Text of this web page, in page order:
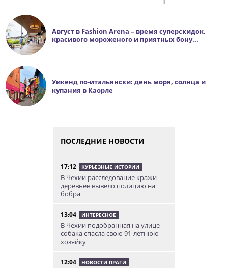
Август в Fashion Arena – время суперскидок,
красивого мороженого и приятных бону...
Уикенд по-итальянски: день моря, солнца и
купания в Каорле
ПОСЛЕДНИЕ НОВОСТИ
17:12 КУРЬЕЗНЫЕ ИСТОРИИ
В Чехии расследование кражи
деревьев вывело полицию на
бобра
13:04 ИНТЕРЕСНОЕ
В Чехии подобранная на улице
собака спасла свою 91-летнюю
хозяйку
12:04 НОВОСТИ ПРАГИ